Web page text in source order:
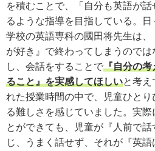
を積むことで、「自分も英語が
るような指導を目指している。
学校の英語専科の國田将先生は
が好き』で終わってしまうので
し、会話をすることで『自分の考
ること』を実感してほしいと考え
れた授業時間の中で、児童ひとり
る難しさを感じていました。実
とができても、児童が『人前で
じ、うまく話せず、それが『英